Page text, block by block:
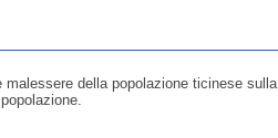
malessere della popolazione ticinese sulla